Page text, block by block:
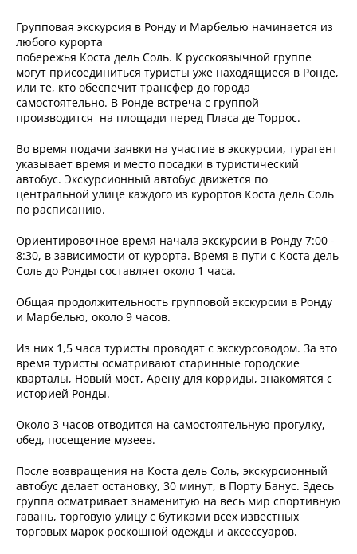
Групповая экскурсия в Ронду и Марбелью начинается из
любого курорта
побережья Коста дель Соль. К русскоязычной группе
могут присоединиться туристы уже находящиеся в Ронде,
или те, кто обеспечит трансфер до города
самостоятельно. В Ронде встреча с группой
производится на площади перед Пласа де Торрос.
Во время подачи заявки на участие в экскурсии, турагент
указывает время и место посадки в туристический
автобус. Экскурсионный автобус движется по
центральной улице каждого из курортов Коста дель Соль
по расписанию.
Ориентировочное время начала экскурсии в Ронду 7:00 -
8:30, в зависимости от курорта. Время в пути с Коста дель
Соль до Ронды составляет около 1 часа.
Общая продолжительность групповой экскурсии в Ронду
и Марбелью, около 9 часов.
Из них 1,5 часа туристы проводят с экскурсоводом. За это
время туристы осматривают старинные городские
кварталы, Новый мост, Арену для корриды, знакомятся с
историей Ронды.
Около 3 часов отводится на самостоятельную прогулку,
обед, посещение музеев.
После возвращения на Коста дель Соль, экскурсионный
автобус делает остановку, 30 минут, в Порту Банус. Здесь
группа осматривает знаменитую на весь мир спортивную
гавань, торговую улицу с бутиками всех известных
торговых марок роскошной одежды и аксессуаров.